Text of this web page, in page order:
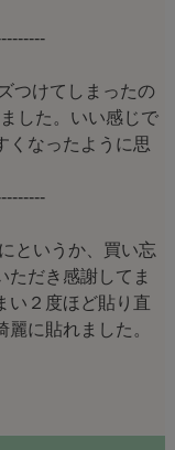
つけてしまったの
した。いい感じで
くなったように思
というか、買い忘
ただき感謝してま
い２度ほど貼り直
に貼れました。